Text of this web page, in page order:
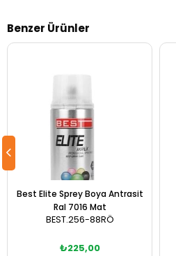
Benzer Ürünler
Best Elite Sprey Boya Antrasit
Ral 7016 Mat
BEST.256-88RÖ
₺225,00